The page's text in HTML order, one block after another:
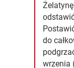
do
wrzenia